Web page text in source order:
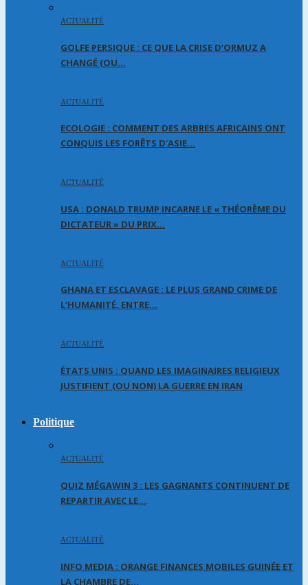
ACTUALITÉ
GOLFE PERSIQUE : CE QUE LA CRISE D’ORMUZ A
CHANGÉ (OU…
ACTUALITÉ
ECOLOGIE : COMMENT DES ARBRES AFRICAINS ONT
CONQUIS LES FORÊTS D’ASIE…
ACTUALITÉ
USA : DONALD TRUMP INCARNE LE « THÉORÈME DU
DICTATEUR » DU PRIX…
ACTUALITÉ
GHANA ET ESCLAVAGE : LE PLUS GRAND CRIME DE
L’HUMANITÉ, ENTRE…
ACTUALITÉ
ÉTATS UNIS : QUAND LES IMAGINAIRES RELIGIEUX
JUSTIFIENT (OU NON) LA GUERRE EN IRAN
Politique
ACTUALITÉ
QUIZ MÉGAWIN 3 : LES GAGNANTS CONTINUENT DE
REPARTIR AVEC LE…
ACTUALITÉ
INFO MEDIA : ORANGE FINANCES MOBILES GUINÉE ET
LA CHAMBRE DE…